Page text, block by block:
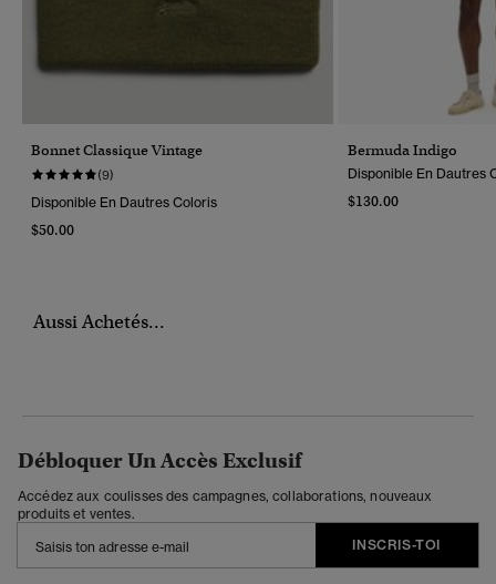
Bonnet Classique Vintage
(9)
Disponible En Dautres Coloris
$50.00
Bermuda Indigo
Disponible En Dautres
$130.00
Aussi Achetés...
Débloquer Un Accès Exclusif
Accédez aux coulisses des campagnes, collaborations, nouveaux
produits et ventes.
INSCRIS-TOI